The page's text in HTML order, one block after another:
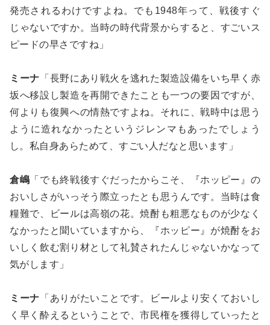
発売されるわけですよね。でも1948年って、戦後すぐ
じゃないですか。当時の時代背景からすると、すごいス
ピードの早さですね」
ミーナ 「長野にあり戦火を逃れた製造設備をいち早く赤
坂へ移設し製造を再開できたことも一つの要因ですが、
何よりも復興への情熱ですよね。それに、戦時中は思う
ように造れなかったというジレンマもあったでしょう
し。私自身あらためて、すごい人だなと思います」
倉嶋 「でも終戦後すぐだったからこそ、『ホッピー』の
おいしさがいっそう際立ったとも思うんです。当時は食
糧難で、ビールは高嶺の花。焼酎も粗悪なものが少なく
なかったと聞いていますから、『ホッピー』が焼酎をお
いしく飲む割り材として礼賛されたんじゃないかなって
気がします」
ミーナ 「ありがたいことです。ビールより安くておいし
く早く酔えるということで、市民権を獲得していったと